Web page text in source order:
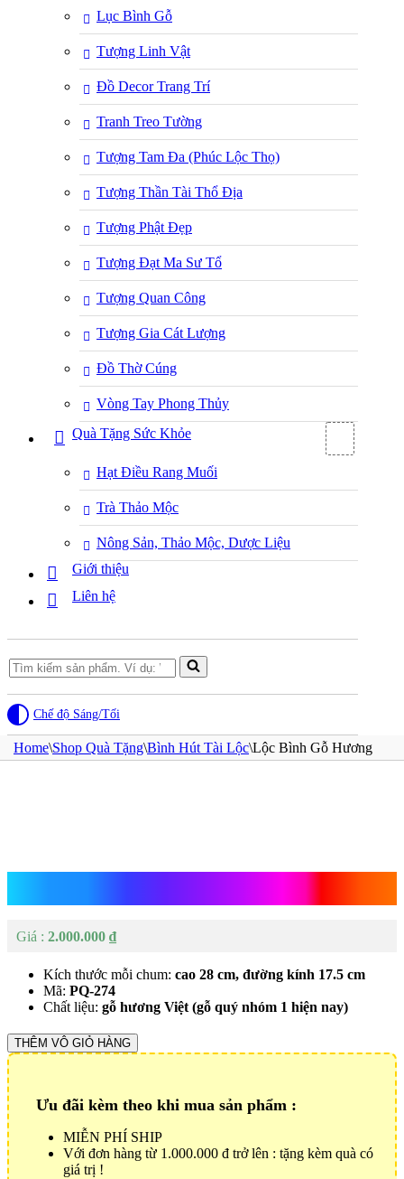
Lục Bình Gỗ
Tượng Linh Vật
Đồ Decor Trang Trí
Tranh Treo Tường
Tượng Tam Đa (Phúc Lộc Thọ)
Tượng Thần Tài Thổ Địa
Tượng Phật Đẹp
Tượng Đạt Ma Sư Tổ
Tượng Quan Công
Tượng Gia Cát Lượng
Đồ Thờ Cúng
Vòng Tay Phong Thủy
Quà Tặng Sức Khỏe
Hạt Điều Rang Muối
Trà Thảo Mộc
Nông Sản, Thảo Mộc, Dược Liệu
Giới thiệu
Liên hệ
Search
for...
Chế độ Sáng/Tối
Home\Shop Quà Tặng\Bình Hút Tài Lộc\Lộc Bình Gỗ Hương
2.000.000 ₫
Kích thước mỗi chum: cao 28 cm, đường kính 17.5 cm
Mã: PQ-274
Chất liệu: gỗ hương Việt (gỗ quý nhóm 1 hiện nay)
Lộc
Bình
Gỗ
Hương
Số
lượng
THÊM VÔ GIỎ HÀNG
Ưu đãi kèm theo khi mua sản phẩm :
MIỄN PHÍ SHIP
Với đơn hàng từ 1.000.000 đ trở lên : tặng kèm quà có
giá trị !